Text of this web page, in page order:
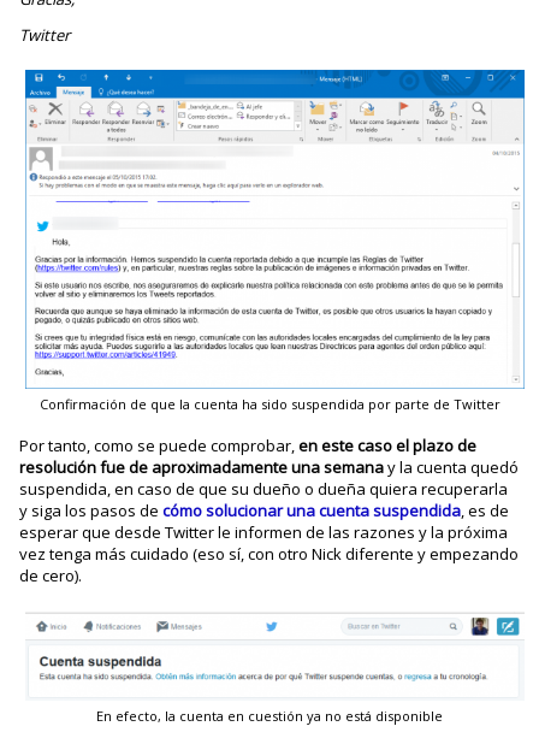
Twitter
Confirmación de que la cuenta ha sido suspendida por parte de Twitter
Por tanto, como se puede comprobar,en este caso el plazo de
resolución fue de aproximadamente una semanay la cuenta quedó
suspendida, en caso de que su dueño o dueña quiera recuperarla
y siga los pasos decómo solucionar una cuenta suspendida, es de
esperar que desde Twitter le informen de las razones y la próxima
vez tenga más cuidado (eso sí, con otro Nick diferente y empezando
de cero).
En efecto, la cuenta en cuestión ya no está disponible